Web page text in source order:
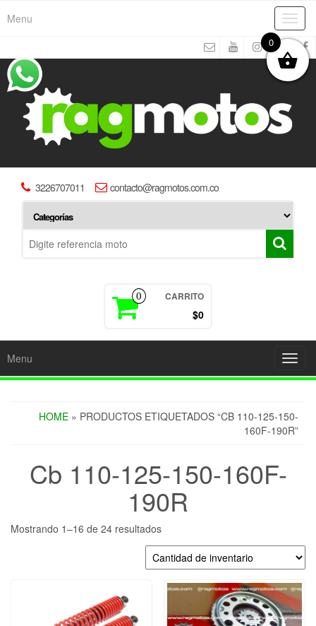
Menu
3226707011 contacto@ragmotos.com.co
0 CARRITO
$0
Menu
HOME » PRODUCTOS ETIQUETADOS “CB 110-125-150-
160F-190R”
Cb 110-125-150-160F-
190R
Mostrando 1–16 de 24 resultados
0